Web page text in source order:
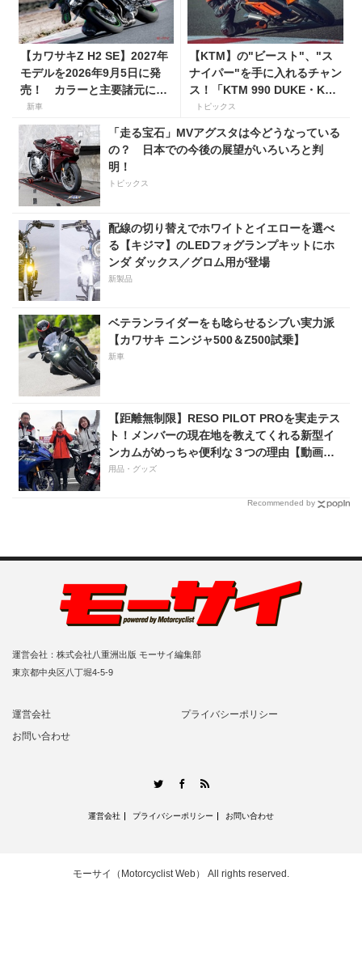
【カワサキZ H2 SE】2027年
モデルを2026年9月5日に発
売！ カラーと主要諸元に変
更はなく、価格は据え置きの
247万5000円！
新車
【KTM】の"ビースト"、"ス
ナイパー"を手に入れるチャン
ス！「KTM 990 DUKE・KTM
1390 SUPER DUKE R EVO
購入サポートキャンペーン」
トピックス
「走る宝石」MVアグスタは今どうなっている
の？ 日本での今後の展望がいろいろと判
明！
トピックス
配線の切り替えでホワイトとイエローを選べ
る【キジマ】のLEDフォグランプキットにホ
ンダ ダックス／グロム用が登場
新製品
ベテランライダーをも唸らせるシブい実力派
【カワサキ ニンジャ500＆Z500試乗】
新車
【距離無制限】RESO PILOT PROを実走テス
ト！メンバーの現在地を教えてくれる新型イ
ンカムがめっちゃ便利な３つの理由【動画付
き】
用品・グッズ
Recommended by
運営会社：株式会社八重洲出版 モーサイ編集部
東京都中央区八丁堀4-5-9
運営会社
プライバシーポリシー
お問い合わせ
TwitterFacebook
運営会社 プライバシーポリシー お問い合わせ
モーサイ（Motorcyclist Web） All rights reserved.